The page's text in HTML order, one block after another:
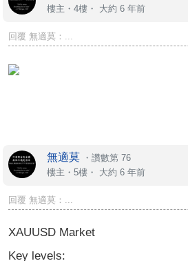
樓主 ・4樓・ 大約 6 年前
回覆 無適莫：...
無適莫 ・讚數第 76
樓主 ・5樓・ 大約 6 年前
回覆 無適莫：...
XAUUSD Market
Key levels: